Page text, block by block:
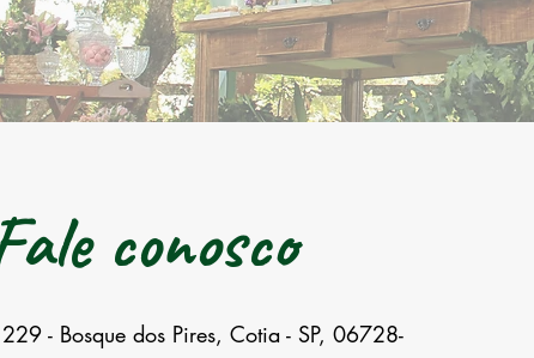
conosco
- Bosque dos Pires, Cotia - SP, 06728-